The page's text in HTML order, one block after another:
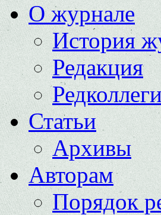
О журнале
История
Редакция
Статьи
Архивы
Авторам
Порядок